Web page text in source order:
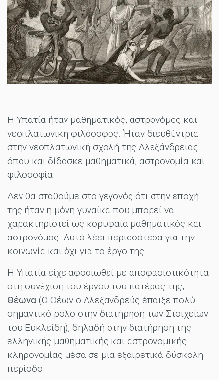
Η Υπατία ήταν μαθηματικός, αστρονόμος και
νεοπλατωνική φιλόσοφος. Ήταν διευθύντρια
στην νεοπλατωνική σχολή της Αλεξάνδρειας
όπου και δίδασκε μαθηματικά, αστρονομία και
φιλοσοφία.
Δεν θα σταθούμε στο γεγονός ότι στην εποχή
της ήταν η μόνη γυναίκα που μπορεί να
χαρακτηριστεί ως κορυφαία μαθηματικός και
αστρονόμος. Αυτό λέει περισσότερα για την
κοινωνία και όχι για το έργο της.
Η Υπατία είχε αφοσιωθεί με αποφασιστικότητα
στη συνέχιση του έργου του πατέρας της,
Θέωνα (Ο Θέων ο Αλεξανδρεύς έπαιξε πολύ
σημαντικό ρόλο στην διατήρηση των Στοιχείων
του Ευκλείδη), δηλαδή στην διατήρηση της
ελληνικής μαθηματικής και αστρονομικής
κληρονομίας μέσα σε μια εξαιρετικά δύσκολη
περίοδο.